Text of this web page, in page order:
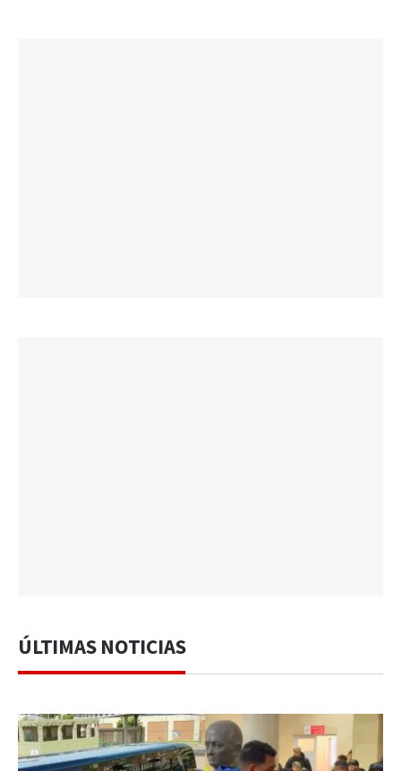
ÚLTIMAS NOTICIAS